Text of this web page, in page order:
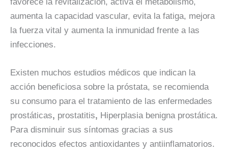
aumenta la capacidad vascular, evita la fatiga, mejora
la fuerza vital y aumenta la inmunidad frente a las
infecciones.
Existen muchos estudios médicos que indican la
acción beneficiosa sobre la próstata, se recomienda
su consumo para el tratamiento de las enfermedades
prostáticas, prostatitis, Hiperplasia benigna prostática.
Para disminuir sus síntomas gracias a sus
reconocidos efectos antioxidantes y antiinflamatorios.